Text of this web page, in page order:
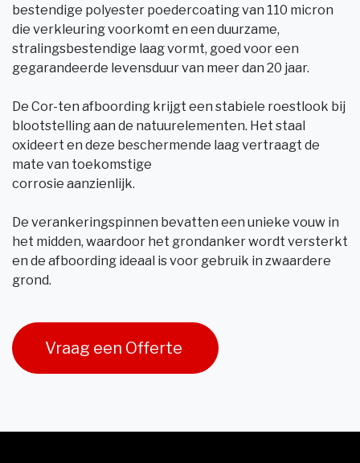
bestendige polyester poedercoating van 110 micron
die verkleuring voorkomt en een duurzame,
stralingsbestendige laag vormt, goed voor een
gegarandeerde levensduur van meer dan 20 jaar.
De Cor-ten afboording krijgt een stabiele roestlook bij
blootstelling aan de natuurelementen. Het staal
oxideert en deze beschermende laag vertraagt de
mate van toekomstige
corrosie aanzienlijk.
De verankeringspinnen bevatten een unieke vouw in
het midden, waardoor het grondanker wordt versterkt
en de afboording ideaal is voor gebruik in zwaardere
grond.
Vraag een Offerte